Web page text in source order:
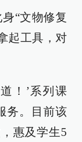
“文物修复
起工具，对
！’系列课
务。目前该
惠及学生5